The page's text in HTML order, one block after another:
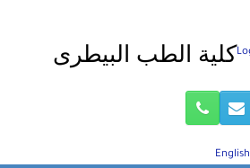
كلية الطب البيطرى
English